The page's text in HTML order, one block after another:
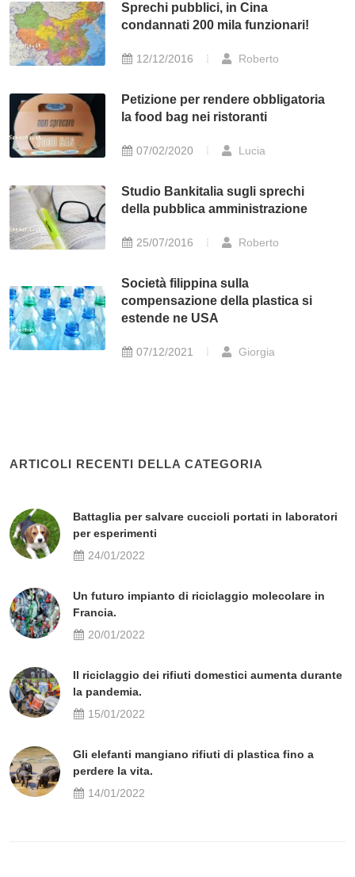
Sprechi pubblici, in Cina
condannati 200 mila funzionari!
12/12/2016 Roberto
Petizione per rendere obbligatoria
la food bag nei ristoranti
07/02/2020 Lucia
Studio Bankitalia sugli sprechi
della pubblica amministrazione
25/07/2016 Roberto
Società filippina sulla
compensazione della plastica si
estende ne USA
07/12/2021 Giorgia
ARTICOLI RECENTI DELLA CATEGORIA
Battaglia per salvare cuccioli portati in laboratori
per esperimenti
24/01/2022
Un futuro impianto di riciclaggio molecolare in
Francia.
20/01/2022
Il riciclaggio dei rifiuti domestici aumenta durante
la pandemia.
15/01/2022
Gli elefanti mangiano rifiuti di plastica fino a
perdere la vita.
14/01/2022